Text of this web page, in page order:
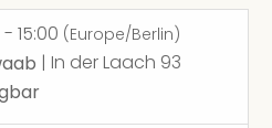
15:00 (Europe/Berlin)
| In der Laach 93